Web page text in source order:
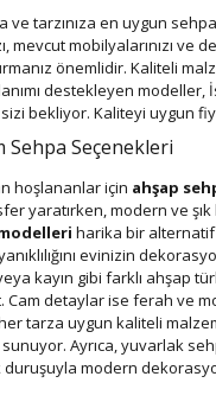
ve tarzınıza en uygun
mevcut mobilyalarınızı ve
önemlidir. Kaliteli
destekleyen modeller,
bekliyor. Kaliteyi uygun
Sehpa Seçenekleri
hoşlananlar için ahşap
yaratırken, modern ve
harika bir alternatif
evinizin
kayın gibi farklı ahşap
Cam detaylar ise ferah ve
tarza uygun kaliteli
Ayrıca, yuvarlak
duruşuyla modern